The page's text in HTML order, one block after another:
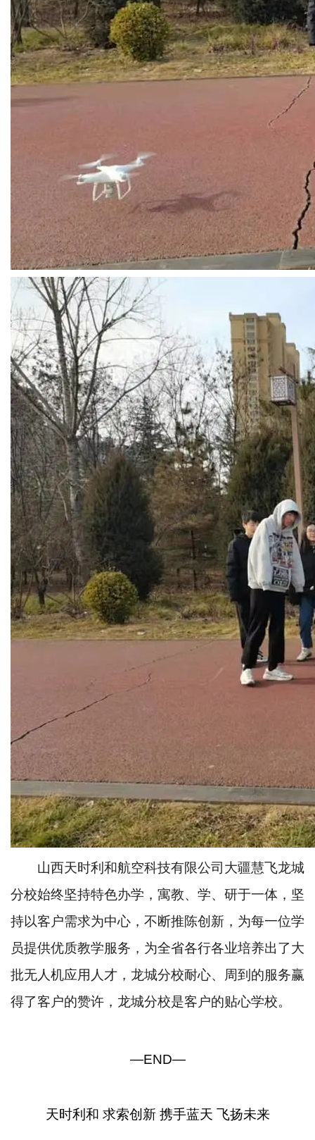
山西天时利和航空科技有限公司大疆慧飞龙城
分校始终坚持特色办学，寓教、学、研于一体，坚
持以客户需求为中心，不断推陈创新，为每一位学
员提供优质教学服务，为全省各行各业培养出了大
批无人机应用人才，龙城分校耐心、周到的服务赢
得了客户的赞许，龙城分校是客户的贴心学校。
—END—
天时利和 求索创新 携手蓝天 飞扬未来